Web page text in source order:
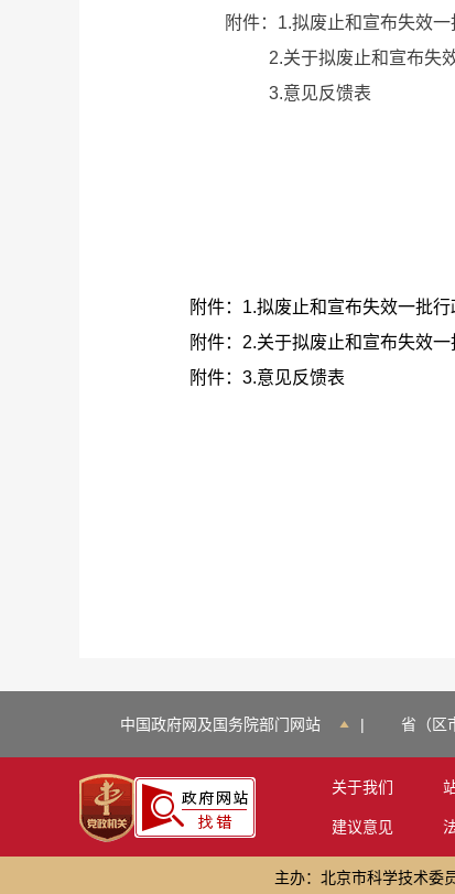
附件：1.拟废止和宣布失效一
2.关于拟废止和宣布失效一
3.意见反馈表
附件：1.拟废止和宣布失效一批
附件：2.关于拟废止和宣布失效
附件：3.意见反馈表
中国政府网及国务院部门网站 | 省（区
关于我们
建议意见
主办：北京市科学技术委